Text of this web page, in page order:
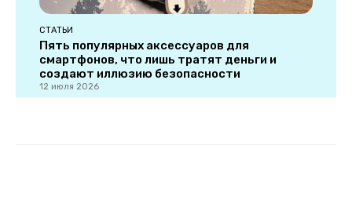
СТАТЬИ
Пять популярных аксессуаров для
смартфонов, что лишь тратят деньги и
создают иллюзию безопасности
12 июля 2026